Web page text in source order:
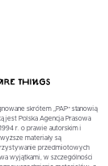
skrótem „PAP” stanowią
jest Polska Agencja Prasowa
r. o prawie autorskim i
materiały są
przedmiotowych
wyjątkami, w szczególności